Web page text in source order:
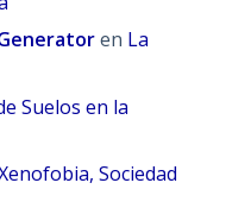
en La
Suelos en la
Sociedad